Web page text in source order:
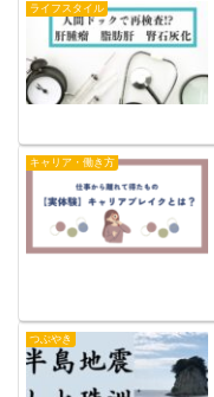
ライフスタイル
キャリア・働き方
つぶやき